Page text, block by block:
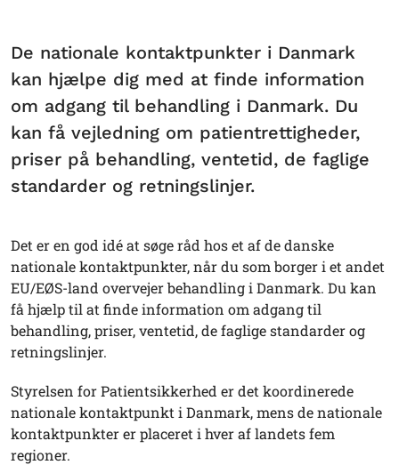
De nationale kontaktpunkter i Danmark
kan hjælpe dig med at finde information
om adgang til behandling i Danmark. Du
kan få vejledning om patientrettigheder,
priser på behandling, ventetid, de faglige
standarder og retningslinjer.
Det er en god idé at søge råd hos et af de danske
nationale kontaktpunkter, når du som borger i et andet
EU/EØS-land overvejer behandling i Danmark. Du kan
få hjælp til at finde information om adgang til
behandling, priser, ventetid, de faglige standarder og
retningslinjer.
Styrelsen for Patientsikkerhed er det koordinerede
nationale kontaktpunkt i Danmark, mens de nationale
kontaktpunkter er placeret i hver af landets fem
regioner.